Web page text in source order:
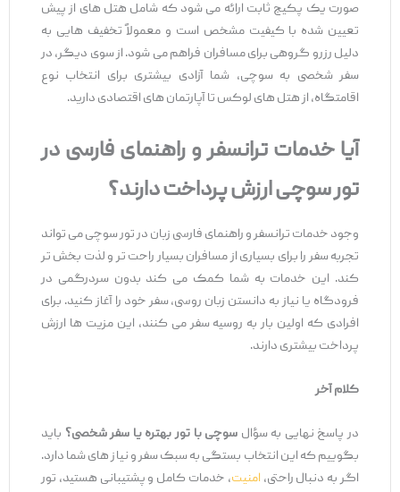
صورت یک پکیج ثابت ارائه می ‌شود که شامل هتل ‌های از پیش
تعیین ‌شده با کیفیت مشخص است و معمولاً تخفیف‌ هایی به
دلیل رزرو گروهی برای مسافران فراهم می ‌شود. از سوی دیگر، در
سفر شخصی به سوچی، شما آزادی بیشتری برای انتخاب نوع
اقامتگاه، از هتل ‌های لوکس تا آپارتمان ‌های اقتصادی دارید.
آیا خدمات ترانسفر و راهنمای فارسی در
تور سوچی ارزش پرداخت دارند؟
وجود خدمات ترانسفر و راهنمای فارسی ‌زبان در تور سوچی می ‌تواند
تجربه سفر را برای بسیاری از مسافران بسیار راحت ‌تر و لذت‌ بخش ‌تر
کند. این خدمات به شما کمک می ‌کند بدون سردرگمی در
فرودگاه یا نیاز به دانستن زبان روسی، سفر خود را آغاز کنید. برای
افرادی که اولین ‌بار به روسیه سفر می‌ کنند، این مزیت‌ ها ارزش
پرداخت بیشتری دارند.
کلام آخر
در پاسخ نهایی به سؤالسوچی با تور بهتره یا سفر شخصی؟باید
بگوییم که این انتخاب بستگی به سبک سفر و نیاز های شما دارد.
اگر به دنبال راحتی،امنیت، خدمات کامل و پشتیبانی هستید، تور